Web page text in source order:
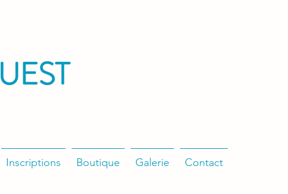
Inscriptions Boutique Galerie Contact